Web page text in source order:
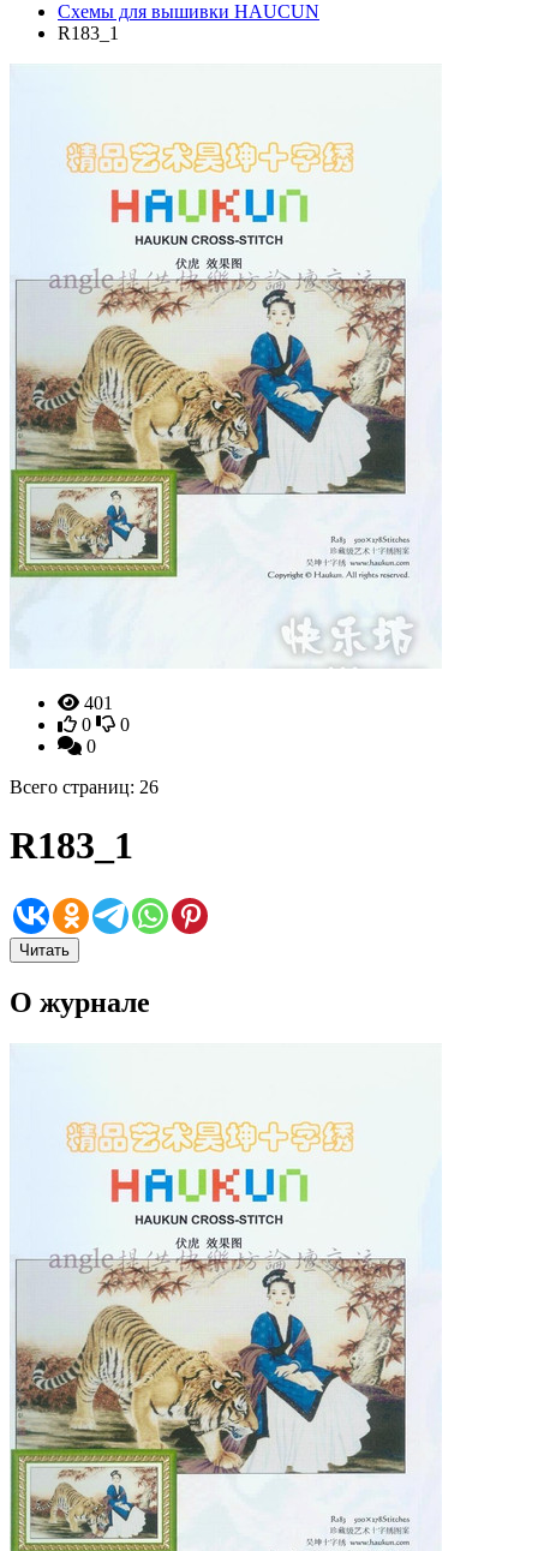
Схемы для вышивки HAUCUN
R183_1
401
0
0
0
Всего страниц: 26
R183_1
Читать
О журнале